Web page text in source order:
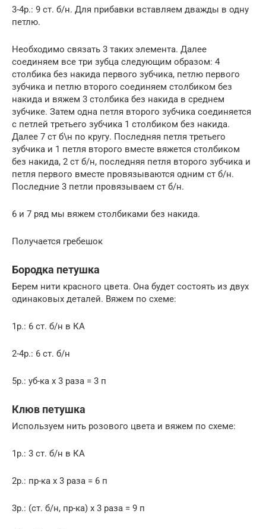
3-4р.: 9 ст. б/н. Для прибавки вставляем дважды в одну
петлю.
Необходимо связать 3 таких элемента. Далее
соединяем все три зубца следующим образом: 4
столбика без накида первого зубчика, петлю первого
зубчика и петлю второго соединяем столбиком без
накида и вяжем 3 столбика без накида в среднем
зубчике. Затем одна петля второго зубчика соединяется
с петлей третьего зубчика 1 столбиком без накида.
Далее 7 ст б\н по кругу. Последняя петля третьего
зубчика и 1 петля второго вместе вяжется столбиком
без накида, 2 ст б/н, последняя петля второго зубчика и
петля первого вместе провязываются одним ст б/н.
Последние 3 петли провязываем ст б/н.
6 и 7 ряд мы вяжем столбиками без накида.
Получается гребешок
Бородка петушка
Берем нити красного цвета. Она будет состоять из двух
одинаковых деталей. Вяжем по схеме:
1р.: 6 ст. б/н в КА
2-4р.: 6 ст. б/н
5р.: уб-ка х 3 раза = 3 п
Клюв петушка
Используем нить розового цвета и вяжем по схеме:
1р.: 3 ст. б/н в КА
2р.: пр-ка х 3 раза = 6 п
3р.: (ст. б/н, пр-ка) х 3 раза = 9 п